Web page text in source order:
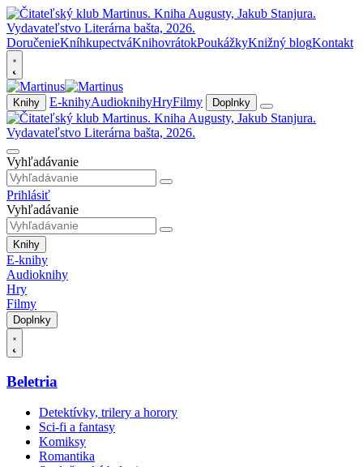
DoručenieKníhkupectváKnihovrátokPoukážkyKnižný blogKontakt
Knihy E-knihyAudioknihyHryFilmy Doplnky
Vyhľadávanie
Prihlásiť
Vyhľadávanie
Knihy
E-knihy
Audioknihy
Hry
Filmy
Doplnky
Beletria
Detektívky, trilery a horory
Sci-fi a fantasy
Komiksy
Romantika